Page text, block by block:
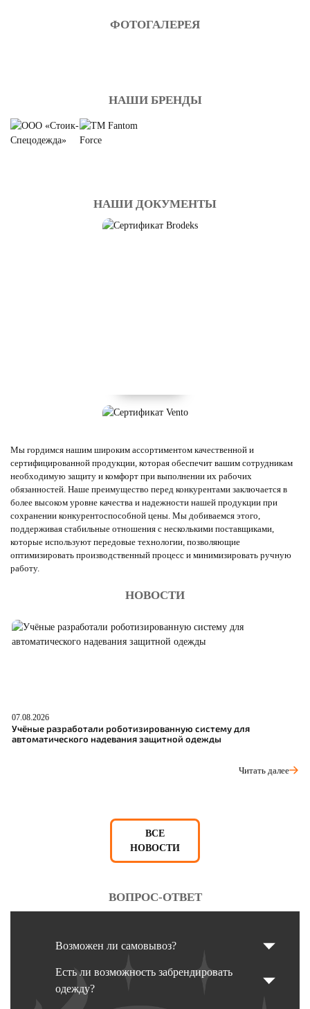
ФОТОГАЛЕРЕЯ
НАШИ БРЕНДЫ
НАШИ ДОКУМЕНТЫ
Мы гордимся нашим широким ассортиментом качественной и
сертифицированной продукции, которая обеспечит вашим сотрудникам
необходимую защиту и комфорт при выполнении их рабочих
обязанностей. Наше преимущество перед конкурентами заключается в
более высоком уровне качества и надежности нашей продукции при
сохранении конкурентоспособной цены. Мы добиваемся этого,
поддерживая стабильные отношения с несколькими поставщиками,
которые используют передовые технологии, позволяющие
оптимизировать производственный процесс и минимизировать ручную
работу.
НОВОСТИ
07.08.2026
Учёные разработали роботизированную систему для
автоматического надевания защитной одежды
Читать далее
ВСЕ
НОВОСТИ
ВОПРОС-ОТВЕТ
Возможен ли самовывоз?
Есть ли возможность забрендировать
одежду?